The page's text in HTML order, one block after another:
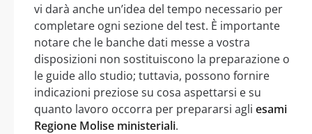
vi darà anche un’idea del tempo necessario per
completare ogni sezione del test. È importante
notare che le banche dati messe a vostra
disposizioni non sostituiscono la preparazione o
le guide allo studio; tuttavia, possono fornire
indicazioni preziose su cosa aspettarsi e su
quanto lavoro occorra per prepararsi agli esami
Regione Molise ministeriali.